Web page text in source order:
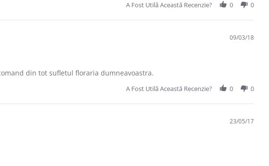
A Fost Utilă Această Recenzie? 0 0
09/03/18
din tot sufletul floraria dumneavoastra.
A Fost Utilă Această Recenzie? 0 0
23/05/17